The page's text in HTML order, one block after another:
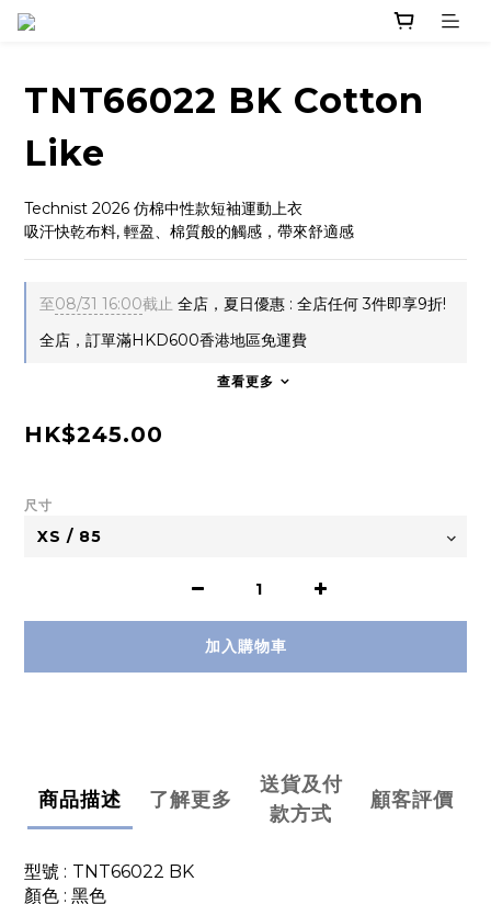
TNT66022 BK Cotton
Like
Technist 2026 仿棉中性款短袖運動上衣
吸汗快乾布料, 輕盈、棉質般的觸感，帶來舒適感
至08/31 16:00截止 全店，夏日優惠 : 全店任何 3件即享9折!
全店，訂單滿HKD600香港地區免運費
查看更多
HK$245.00
尺寸
加入購物車
商品描述 了解更多
送貨及付
款方式
顧客評價
型號 : TNT66022 BK
顏色 : 黑色